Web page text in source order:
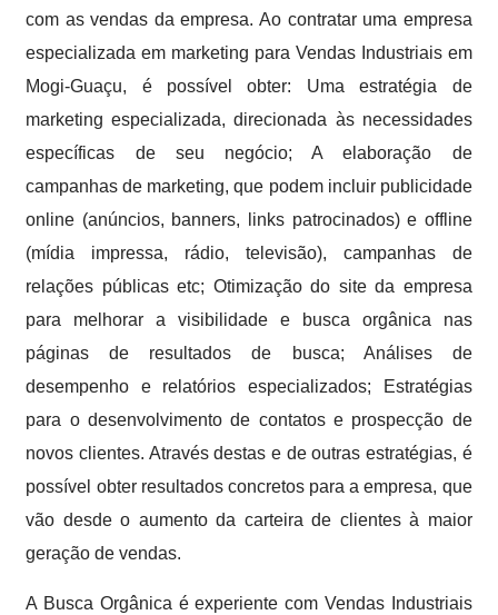
com as vendas da empresa. Ao contratar uma empresa
especializada em marketing para Vendas Industriais em
Mogi-Guaçu, é possível obter: Uma estratégia de
marketing especializada, direcionada às necessidades
específicas de seu negócio; A elaboração de
campanhas de marketing, que podem incluir publicidade
online (anúncios, banners, links patrocinados) e offline
(mídia impressa, rádio, televisão), campanhas de
relações públicas etc; Otimização do site da empresa
para melhorar a visibilidade e busca orgânica nas
páginas de resultados de busca; Análises de
desempenho e relatórios especializados; Estratégias
para o desenvolvimento de contatos e prospecção de
novos clientes. Através destas e de outras estratégias, é
possível obter resultados concretos para a empresa, que
vão desde o aumento da carteira de clientes à maior
geração de vendas.
A Busca Orgânica é experiente com Vendas Industriais